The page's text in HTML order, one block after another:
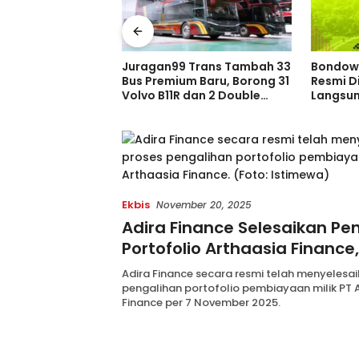
Bondowoso Night Run 2026
Resmi Dibuka, Pendaftaran
Langsung Diserbu Pelari,
Kisah
Persib
Juara
Ekbis November 20, 2025
Adira Finance Selesaikan
Portofolio Arthaasia
Pembiayaan dan Layanan
Adira Finance secara resmi telah
pengalihan portofolio pembiayaan milik PT
Finance per 7 November 2025.